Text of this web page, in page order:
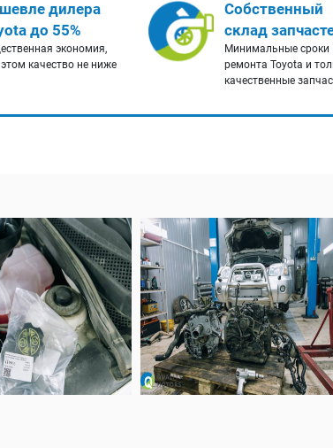
дилера
до 55%
экономия,
качество не ниже
Собственный
склад
Минимальные сроки
ремонта Toyota и
качественные